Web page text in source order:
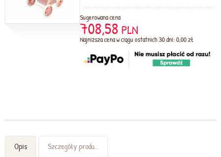
Sugerowana cena
708,58 PLN
Najniższa cena w ciągu ostatnich 30 dni: 0,00 zł
Opis Szczegóły produktu